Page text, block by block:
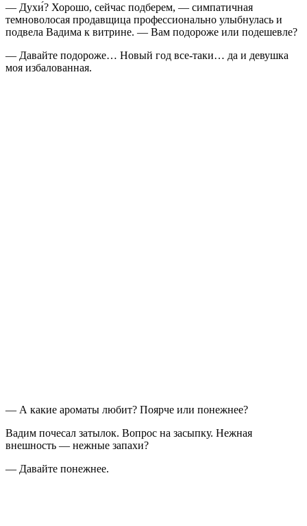
— Духи́? Хорошо, сейчас подберем, — симпатичная
темноволосая продавщица профессионально улыбнулась и
подвела Вадима к витрине. — Вам подороже или подешевле?
— Давайте подороже… Новый год все-таки… да и девушка
моя избалованная.
— А какие ароматы любит? Поярче или понежнее?
Вадим почесал затылок. Вопрос на засыпку. Нежная
внешность — нежные запахи?
— Давайте понежнее.